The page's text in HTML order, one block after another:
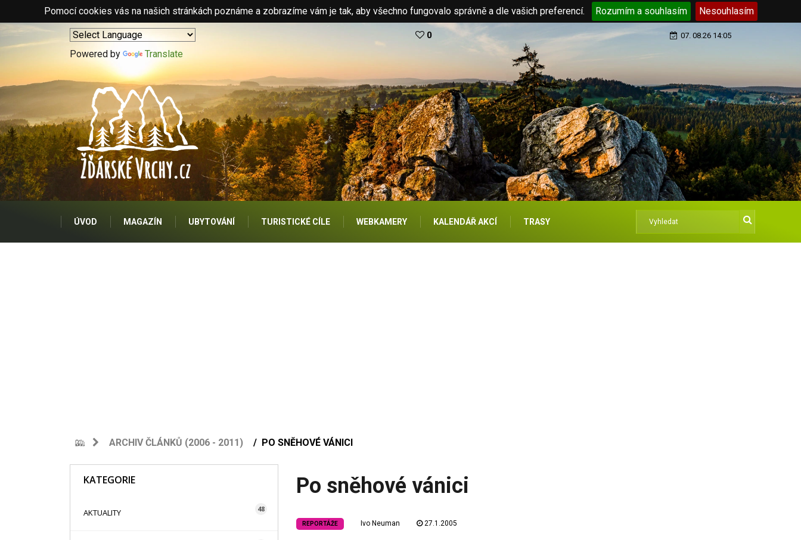
Pomocí cookies vás na našich stránkách poznáme a zobrazíme vám je tak, aby všechno fungovalo správně a dle vašich preferencí. Rozumím a souhlasím Nesouhlasím
Powered by Translate
0 07. 08.26 14:05
ÚVOD MAGAZÍN UBYTOVÁNÍ TURISTICKÉ CÍLE WEBKAMERY KALENDÁŘ AKCÍ TRASY
ARCHIV ČLÁNKŮ (2006 - 2011) PO SNĚHOVÉ VÁNICI
KATEGORIE
AKTUALITY 48
Po sněhové vánici
REPORTÁŽE Ivo Neuman 27.1.2005